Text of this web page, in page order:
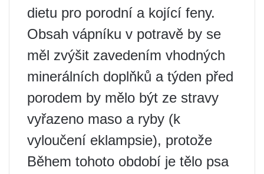
dietu pro porodní a kojící feny.
Obsah vápníku v potravě by se
měl zvýšit zavedením vhodných
minerálních doplňků a týden před
porodem by mělo být ze stravy
vyřazeno maso a ryby (k
vyloučení eklampsie), protože
Během tohoto období je tělo psa